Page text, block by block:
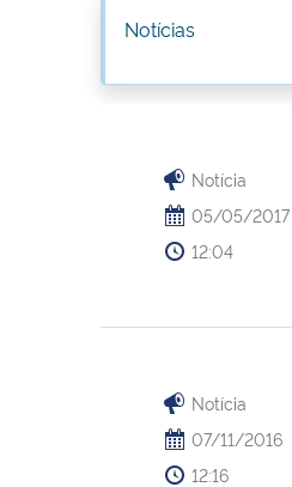
Notícias
Notícia
05/05/2017
12:04
Notícia
07/11/2016
12:16